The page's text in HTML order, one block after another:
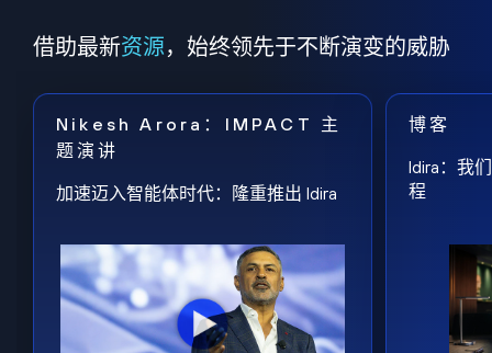
借助最新资源，始终领先于不断演变的威胁
Nikesh Arora：IMPACT 主
题演讲
加速迈入智能体时代：隆重推出 Idira
博客
Idira：我
程